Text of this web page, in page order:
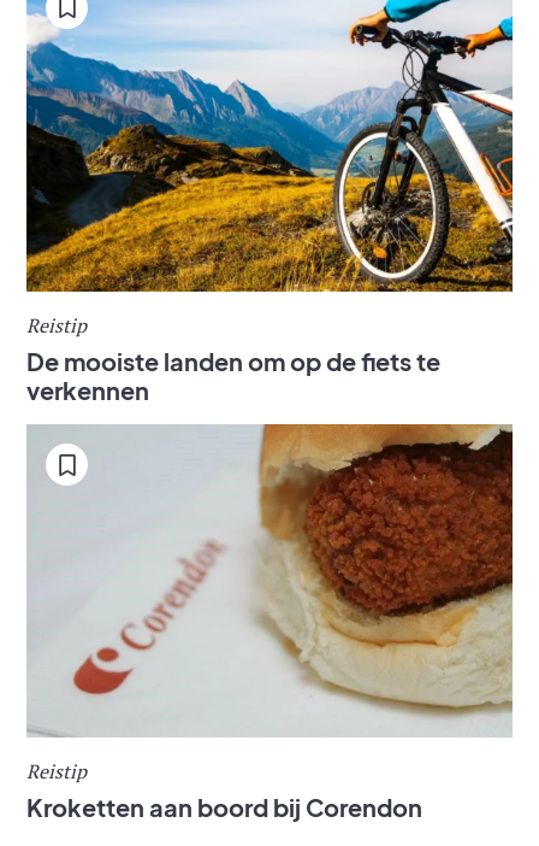
Reistip
De mooiste landen om op de fiets te
verkennen
Reistip
Kroketten aan boord bij Corendon